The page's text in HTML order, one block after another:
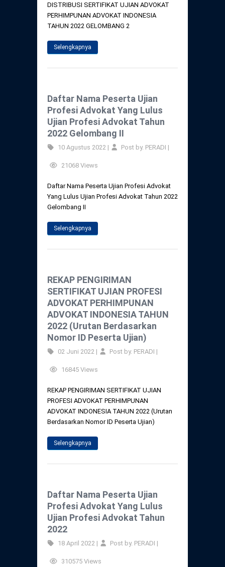
DISTRIBUSI SERTIFIKAT UJIAN ADVOKAT
PERHIMPUNAN ADVOKAT INDONESIA
TAHUN 2022 GELOMBANG 2
Selengkapnya
Daftar Nama Peserta Ujian
Profesi Advokat Yang Lulus
Ujian Profesi Advokat Tahun
2022 Gelombang II
10 Agustus 2022 | Post by. PERADI |
21068 Views
Daftar Nama Peserta Ujian Profesi Advokat
Yang Lulus Ujian Profesi Advokat Tahun 2022
Gelombang II
Selengkapnya
REKAP PENGIRIMAN
SERTIFIKAT UJIAN PROFESI
ADVOKAT PERHIMPUNAN
ADVOKAT INDONESIA TAHUN
2022 (Urutan Berdasarkan
Nomor ID Peserta Ujian)
02 Juni 2022 | Post by. PERADI |
16845 Views
REKAP PENGIRIMAN SERTIFIKAT UJIAN
PROFESI ADVOKAT PERHIMPUNAN
ADVOKAT INDONESIA TAHUN 2022 (Urutan
Berdasarkan Nomor ID Peserta Ujian)
Selengkapnya
Daftar Nama Peserta Ujian
Profesi Advokat Yang Lulus
Ujian Profesi Advokat Tahun
2022
18 April 2022 | Post by. PERADI |
310575 Views